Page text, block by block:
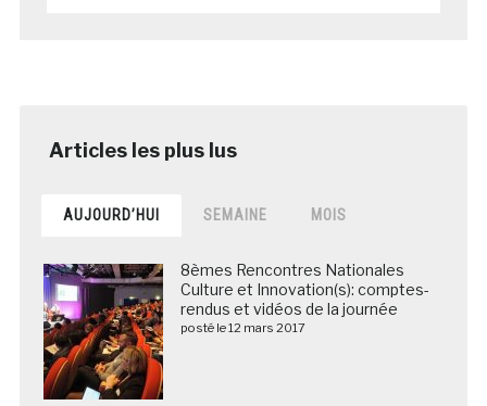
AUJOURD’HUI SEMAINE MOIS
8èmes Rencontres Nationales
Culture et Innovation(s): comptes-
rendus et vidéos de la journée
posté le 12 mars 2017